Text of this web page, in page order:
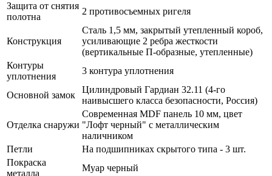
Защита от снятия
полотна
2 противосъемных ригеля
Конструкция
Сталь 1,5 мм, закрытый утепленный короб,
усиливающие 2 ребра жесткости
(вертикальные П-образные, утепленные)
Контуры
уплотнения
3 контура уплотнения
Основной замок
Цилиндровый Гардиан 32.11 (4-го
наивысшего класса безопасности, Россия)
Отделка снаружи
Современная MDF панель 10 мм, цвет
"Лофт черный" с металлическим
наличником
Петли
На подшипниках скрытого типа - 3 шт.
Покраска
металла
Муар черный